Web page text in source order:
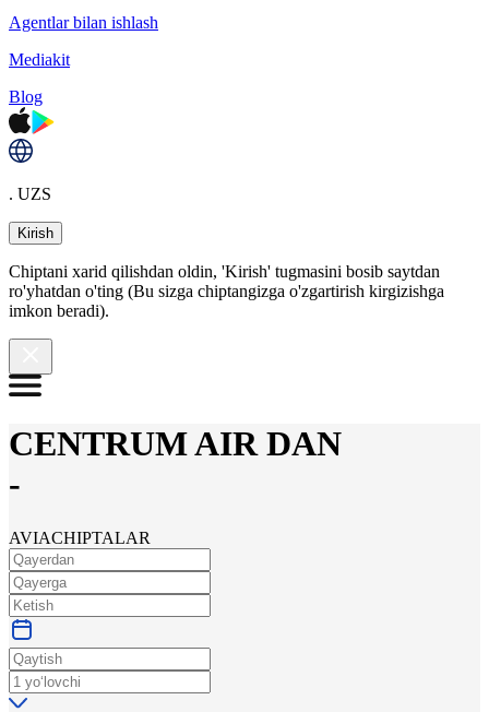
Agentlar bilan ishlash
Mediakit
Blog
. UZS
Kirish
Chiptani xarid qilishdan oldin, 'Kirish' tugmasini bosib saytdan
ro'yhatdan o'ting (Bu sizga chiptangizga o'zgartirish kirgizishga
imkon beradi).
CENTRUM AIR DAN
-
AVIACHIPTALAR